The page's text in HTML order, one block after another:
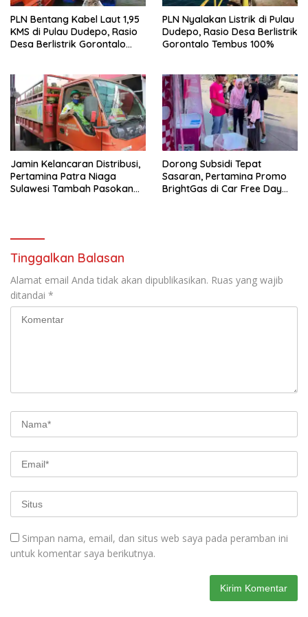
g
a
r
u
a
g
b
a
r
PLN Bentang Kabel Laut 1,95
KMS di Pulau Dudepo, Rasio
Desa Berlistrik Gorontalo
PLN Nyalakan Listrik di Pulau
Dudepo, Rasio Desa Berlistrik
Gorontalo Tembus 100%
Jamin Kelancaran Distribusi,
Pertamina Patra Niaga
Sulawesi Tambah Pasokan
Dorong Subsidi Tepat
Sasaran, Pertamina Promo
BrightGas di Car Free Day
Tinggalkan Balasan
Alamat email Anda tidak akan dipublikasikan. Ruas yang wajib
ditandai *
Simpan nama, email, dan situs web saya pada peramban ini
untuk komentar saya berikutnya.